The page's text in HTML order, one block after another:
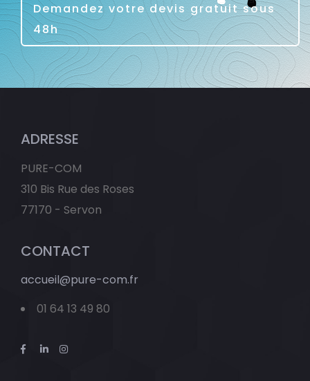
Demandez votre devis gratuit sous
48h
ADRESSE
PURE-COM
310 Bis Rue des Roses
77170 - Servon
CONTACT
accueil@pure-com.fr
01 64 13 49 80